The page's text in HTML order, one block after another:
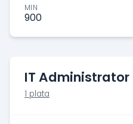
MIN
900
IT Administrator
1 plata